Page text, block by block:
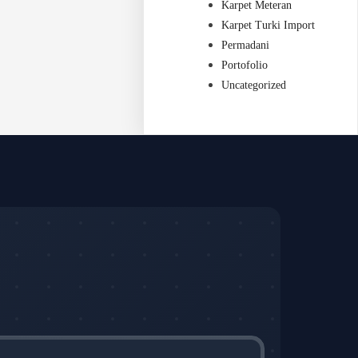
Karpet Meteran
Karpet Turki Import
Permadani
Portofolio
Uncategorized